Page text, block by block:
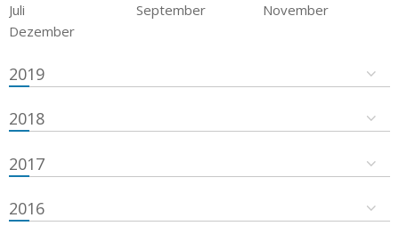
Juli
September
November
Dezember
2019
2018
2017
2016